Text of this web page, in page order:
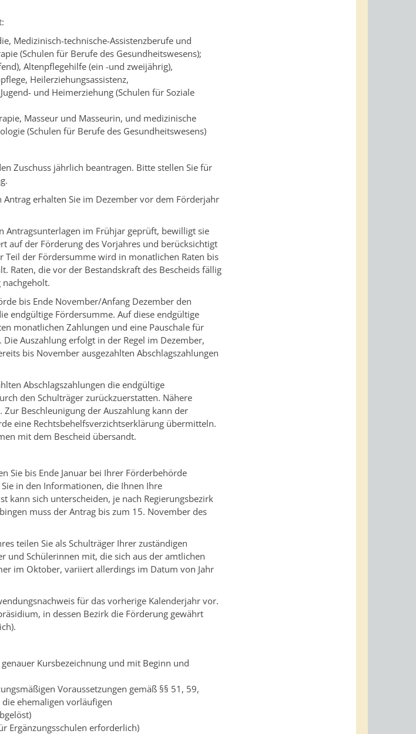
Medizinisch-technische-Assistenzberufe und
(Schulen für Berufe des Gesundheitswesens);
Altenpflegehilfe (ein -und zweijährig),
Heilerziehungsassistenz,
und Heimerziehung (Schulen für Soziale
Masseur und Masseurin, und medizinische
(Schulen für Berufe des Gesundheitswesens)
Zuschuss jährlich beantragen. Bitte stellen Sie für
erhalten Sie im Dezember vor dem Förderjahr
Antragsunterlagen im Frühjar geprüft, bewilligt sie
auf der Förderung des Vorjahres und berücksichtigt
Teil der Fördersumme wird in monatlichen Raten bis
Raten, die vor der Bestandskraft des Bescheids fällig
bis Ende November/Anfang Dezember den
endgültige Fördersumme. Auf diese endgültige
monatlichen Zahlungen und eine Pauschale für
Auszahlung erfolgt in der Regel im Dezember,
bis November ausgezahlten Abschlagszahlungen
Abschlagszahlungen die endgültige
den Schulträger zurückzuerstatten. Nähere
Beschleunigung der Auszahlung kann der
eine Rechtsbehelfsverzichtserklärung übermitteln.
mit dem Bescheid übersandt.
Sie bis Ende Januar bei Ihrer Förderbehörde
in den Informationen, die Ihnen Ihre
kann sich unterscheiden, je nach Regierungsbezirk
muss der Antrag bis zum 15. November des
teilen Sie als Schulträger Ihrer zuständigen
und Schülerinnen mit, die sich aus der amtlichen
im Oktober, variiert allerdings im Datum von Jahr
für das vorherige Kalenderjahr vor.
in dessen Bezirk die Förderung gewährt
Kursbezeichnung und mit Beginn und
Voraussetzungen gemäß §§ 51, 59,
ehemaligen vorläufigen
Ergänzungsschulen erforderlich)